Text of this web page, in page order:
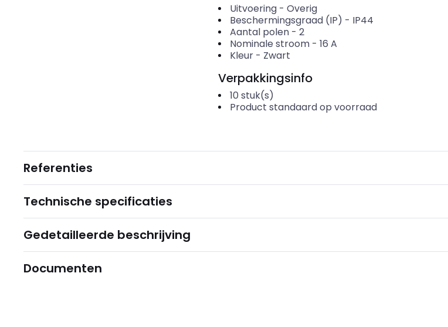
Uitvoering- Overig
Beschermingsgraad (IP) - IP44
Aantal polen- 2
Nominale stroom- 16 A
Kleur- Zwart
Verpakkingsinfo
10 stuk(s)
Product standaard op voorraad
Referenties
Technische specificaties
Gedetailleerde beschrijving
Documenten